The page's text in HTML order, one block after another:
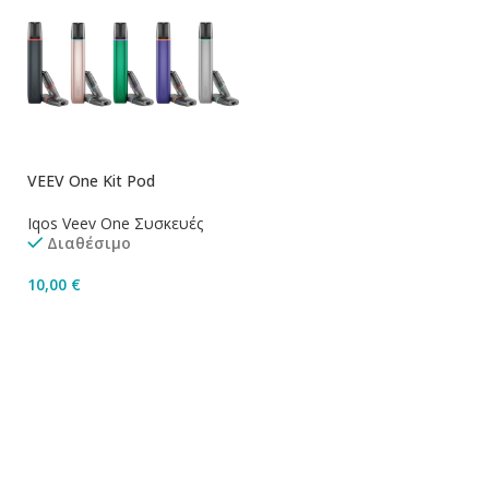
VEEV One Kit Pod
Iqos Veev One Συσκευές
Διαθέσιμο
10,00 €